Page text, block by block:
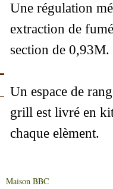
Une régulation
extraction de
section de 0,93M.
Un espace de
grill est livré en
chaque elèment.
Maison BBC